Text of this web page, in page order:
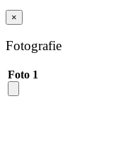
×
Fotografie
Foto 1